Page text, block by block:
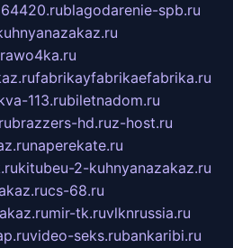
blagodarenie-spb.ru
fabrikayfabrikaefabrika.ru
113.rubiletnadom.ru
brazzers-hd.ruz-host.ru
naperekate.ru
kitubeu-2-kuhnyanazakaz.ru
cs-68.ru
mir-tk.ruvlknrussia.ru
video-seks.rubankaribi.ru